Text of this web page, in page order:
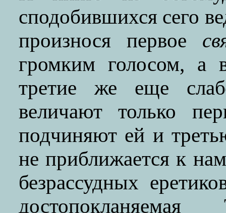
сподобившихся сего
произнося первое
громким голосом, а
третие же еще
величают только
подчиняют ей и
не приближается к
безрассудных